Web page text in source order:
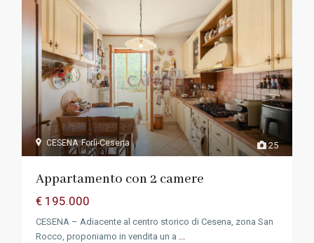
25
CESENA Forlì-Cesena
Appartamento con 2 camere
€ 195.000
CESENA – Adiacente al centro storico di Cesena, zona San
Rocco, proponiamo in vendita un a ...